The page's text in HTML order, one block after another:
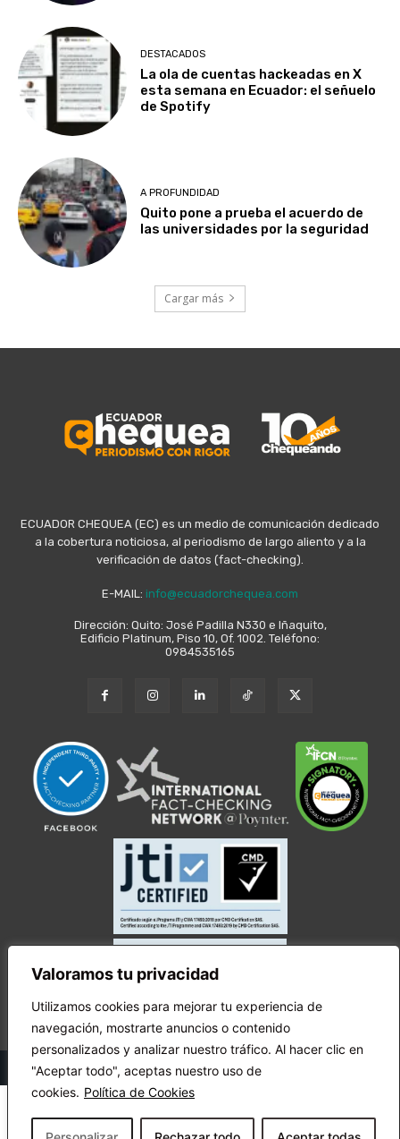
Valoramos tu privacidad
Utilizamos cookies para mejorar tu experiencia de
navegación, mostrarte anuncios o contenido
personalizados y analizar nuestro tráfico. Al hacer clic en
"Aceptar todo", aceptas nuestro uso de
cookies. Política de Cookies
DESTACADOS
La ola de cuentas hackeadas en X
esta semana en Ecuador: el señuelo
de Spotify
A PROFUNDIDAD
Quito pone a prueba el acuerdo de
las universidades por la seguridad
Cargar más
ECUADOR CHEQUEA (EC) es un medio de comunicación dedicado
a la cobertura noticiosa, al periodismo de largo aliento y a la
verificación de datos (fact-checking).
E-MAIL: info@ecuadorchequea.com
Dirección: Quito: José Padilla N330 e Iñaquito,
Edificio Platinum, Piso 10, Of. 1002. Teléfono:
0984535165
© Copyright Ecuador Chequea 2025.